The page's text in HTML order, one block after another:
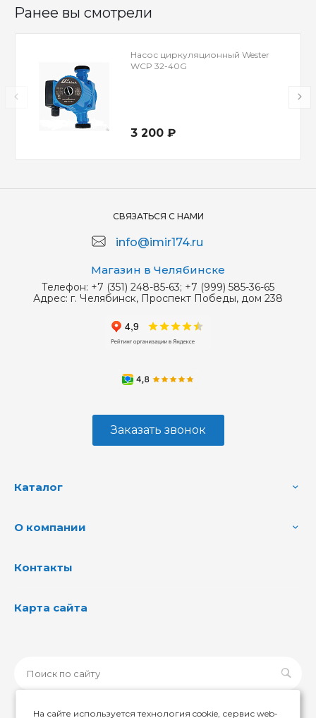
Ранее вы смотрели
Насос циркуляционный Wester
WCP 32-40G
3 200 ₽
СВЯЗАТЬСЯ С НАМИ
info@imir174.ru
Магазин в Челябинске
Телефон: +7 (351) 248-85-63; +7 (999) 585-36-65
Адрес: г. Челябинск, Проспект Победы, дом 238
Заказать звонок
Каталог
О компании
Контакты
Карта сайта
На сайте используется технология cookie, сервис web-